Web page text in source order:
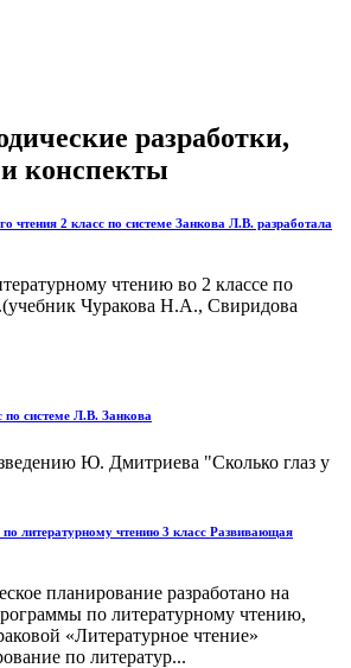
разработки,
конспекты
чтения 2 класс по системе Занкова Л.В. разработала
чтению во 2 классе по
Чуракова Н.А., Свиридова
по системе Л.В. Занкова
Ю. Дмитриева "Сколько глаз у
по литературному чтению 3 класс Развивающая
планирование разработано на
по литературному чтению,
«Литературное чтение»
по литератур...